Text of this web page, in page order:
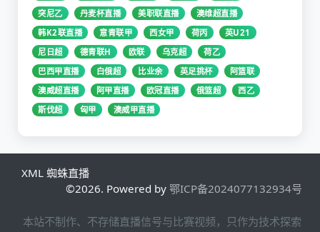
突尼乙
丹麦杯直播 美职联直播
澳维超直播
韩K2联直播
意青联甲 西女甲 荷丙
英U21
尼日超
德青联H 欧联 乌克超
荷乙
巴西甲直播
白俄超 比业余 英足挑杯
阿篮联
澳威超直播
阿甲直播 欧冠直播 俄篮超
西乙
斯伐超
匈甲 澳威甲直播
XML 蜘蛛直播
©2026. Powered by 鄂ICP备2024077132934号
本站不制作、不存储直播信号与比赛视频，只作为技术探索